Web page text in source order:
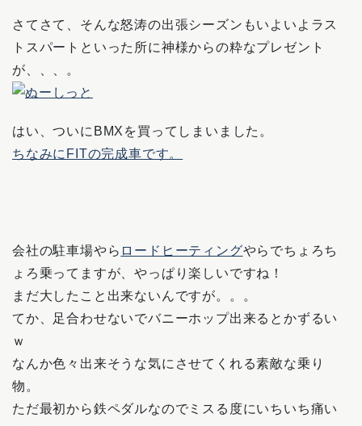
さてさて、そんな怒涛の出張シーズンもいよいよラス
トスパートといった所に神様からの粋なプレゼント
が、、、。
はい、ついにBMXを買ってしまいました。
ちなみにFITの完成車です。
会社の駐車場やら ロードヒーティングやらでちょろち
ょろ乗ってますが、やっぱり楽しいですね！
まだ大したこと出来ないんですが。。。
てか、足合わせないでバニーホップ出来るとかずるい
ｗ
なんか色々出来そうな気にさせてくれる素敵な乗り
物。
ただ最初から鉄ペダルなのでミスる度にいちいち痛い